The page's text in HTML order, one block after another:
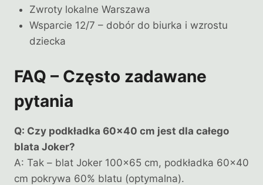
Zwroty lokalne Warszawa
Wsparcie 12/7 – dobór do biurka i wzrostu
dziecka
FAQ – Często zadawane
pytania
Q: Czy podkładka 60×40 cm jest dla całego
blata Joker?
A: Tak – blat Joker 100×65 cm, podkładka 60×40
cm pokrywa 60% blatu (optymalna).